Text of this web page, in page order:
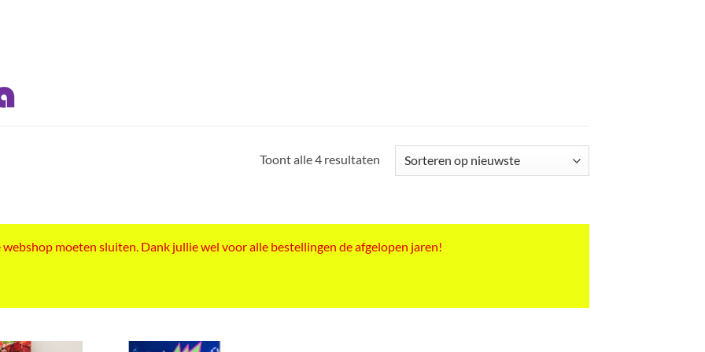
Toont alle 4 resultatenGesorteerd
moeten sluiten. Dank jullie wel voor alle bestellingen de afgelopen jaren!